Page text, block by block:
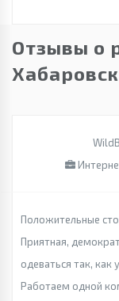
Отзывы о
Положительные
Приятная,
одеваться так, как
Работаем одной